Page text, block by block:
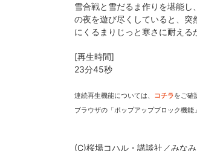
(C)桜場コハル・講談社／みなみけ おかわり製作委
d
雪合戦と雪だるま作りを堪能
の夜を遊び尽くしていると、
にくるまりじっと寒さに耐える
[再生時間]
23分45秒
連続再生機能については、 コチラをご確
ブラウザの「ポップアップブロック機
(C)桜場コハル・講談社／みな